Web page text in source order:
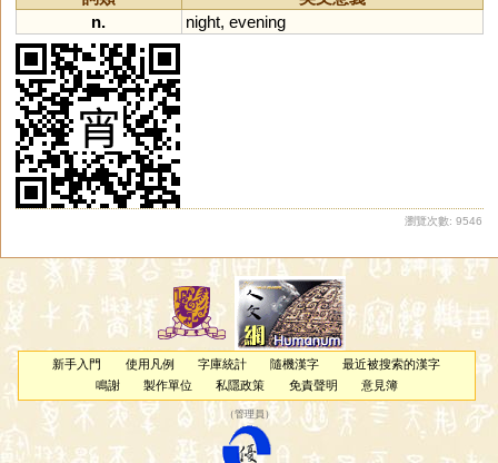
n.
night, evening
瀏覽次數: 9546
新手入門 使用凡例 字庫統計 隨機漢字
最近被搜索的漢字
鳴謝
製作單位 私隱政策 免責聲明 意見簿
（管理員 ）